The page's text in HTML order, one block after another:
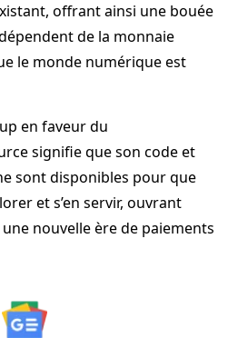
offrant ainsi une bouée
de la monnaie
le monde numérique est
en faveur du
signifie que son code et
sont disponibles pour que
et s’en servir, ouvrant
nouvelle ère de paiements